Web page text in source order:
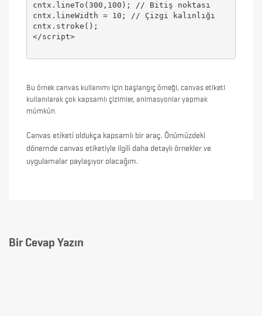
cntx.lineTo(300,100); // Bitiş noktası
cntx.lineWidth = 10; // Çizgi kalınlığı
cntx.stroke();
</script>
Bu örnek canvas kullanımı için başlangıç örneği, canvas etiketi
kullanılarak çok kapsamlı çizimler, animasyonlar yapmak
mümkün.
Canvas etiketi oldukça kapsamlı bir araç. Önümüzdeki
dönemde canvas etiketiyle ilgili daha detaylı örnekler ve
uygulamalar paylaşıyor olacağım.
Bir Cevap Yazın